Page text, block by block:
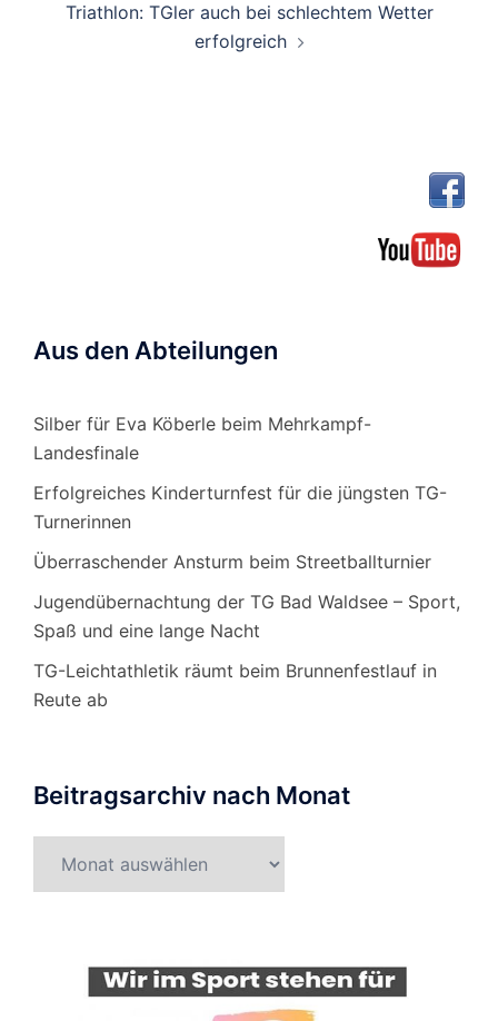
Triathlon: TGler auch bei schlechtem Wetter
erfolgreich
Aus den Abteilungen
Silber für Eva Köberle beim Mehrkampf-
Landesfinale
Erfolgreiches Kinderturnfest für die jüngsten TG-
Turnerinnen
Überraschender Ansturm beim Streetballturnier
Jugendübernachtung der TG Bad Waldsee – Sport,
Spaß und eine lange Nacht
TG-Leichtathletik räumt beim Brunnenfestlauf in
Reute ab
Beitragsarchiv nach Monat
nach